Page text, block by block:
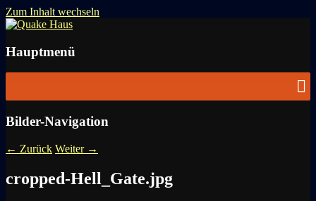
Zum Inhalt wechseln
Quake Haus
Hauptmenü
Bilder-Navigation
← Zurück Weiter →
cropped-Hell_Gate.jpg